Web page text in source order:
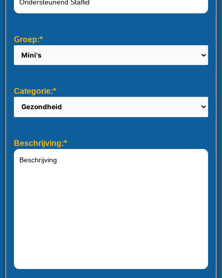
Groep:*
Categorie:*
Beschrijving:*